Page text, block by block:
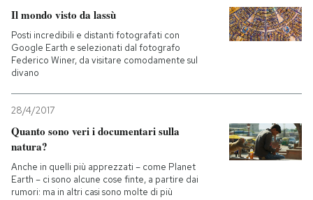
SHOP
CALENDARIO
AREA PERSONALE
Entra
Il mondo visto da lassù
Posti incredibili e distanti fotografati con
Google Earth e selezionati dal fotografo
Federico Winer, da visitare comodamente sul
divano
28/4/2017
Quanto sono veri i documentari sulla
natura?
Anche in quelli più apprezzati – come Planet
Earth – ci sono alcune cose finte, a partire dai
rumori: ma in altri casi sono molte di più